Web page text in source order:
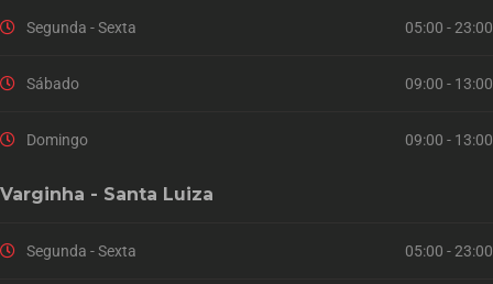
Segunda - Sexta 05:00 - 23:00
Sábado 09:00 - 13:00
Domingo 09:00 - 13:00
Varginha - Santa Luiza
Segunda - Sexta 05:00 - 23:00